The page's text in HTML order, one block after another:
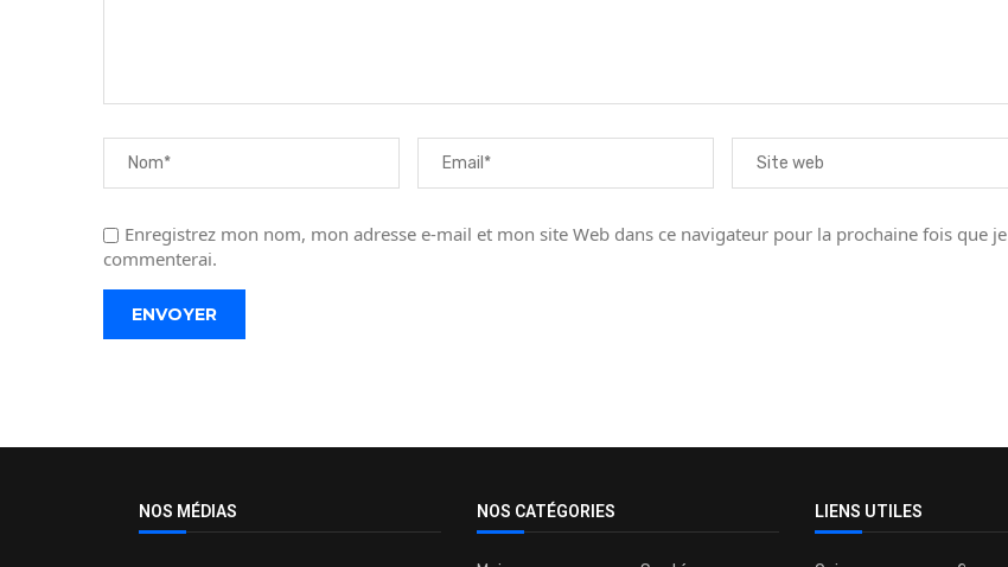
Enregistrez mon nom, mon adresse e-mail et mon site Web dans ce navigateur pour la prochaine fois que je
commenterai.
NOS MÉDIAS NOS CATÉGORIES LIENS UTILES